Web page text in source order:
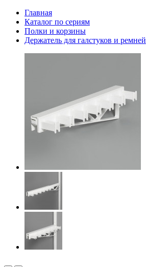
Главная
Каталог по сериям
Полки и корзины
Держатель для галстуков и ремней